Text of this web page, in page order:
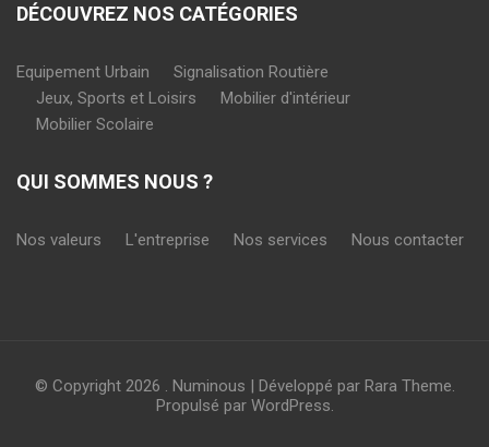
DÉCOUVREZ NOS CATÉGORIES
Equipement Urbain
Signalisation Routière
Jeux, Sports et Loisirs
Mobilier d'intérieur
Mobilier Scolaire
QUI SOMMES NOUS ?
Nos valeurs L'entreprise Nos services Nous contacter
© Copyright 2026 . Numinous | Développé par Rara Theme.
Propulsé par WordPress.